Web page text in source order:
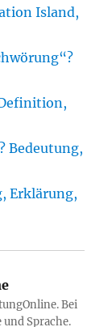
Island,
Bedeutung,
Erklärung,
Bei
Sprache.